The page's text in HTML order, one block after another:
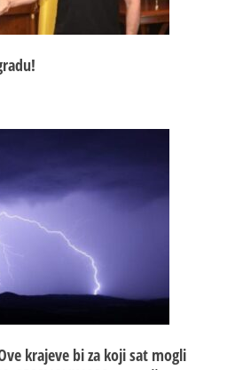
krajeve bi za koji sat mogli